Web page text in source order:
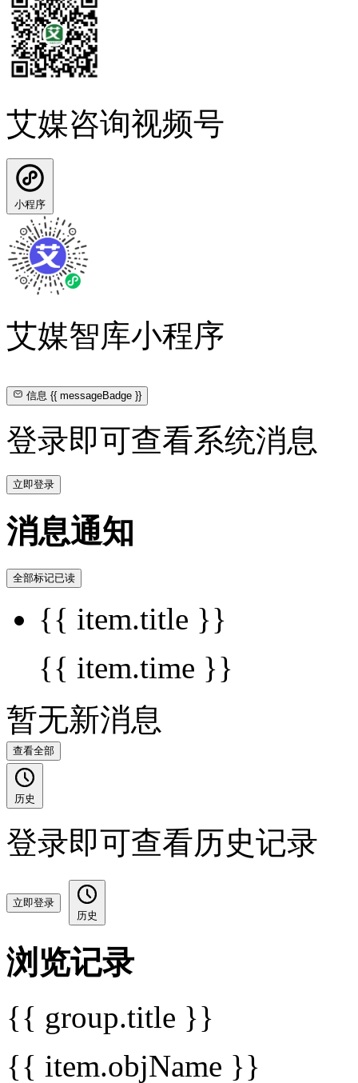
艾媒咨询视频号
小程序
艾媒智库小程序
信息{{ messageBadge }}
登录即可查看系统消息
立即登录
消息通知
全部标记已读
{{ item.title }}
{{ item.time }}
暂无新消息
查看全部
历史
登录即可查看历史记录
立即登录
历史
浏览记录
{{ group.title }}
{{ item.objName }}